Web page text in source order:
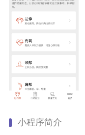
小程序简介